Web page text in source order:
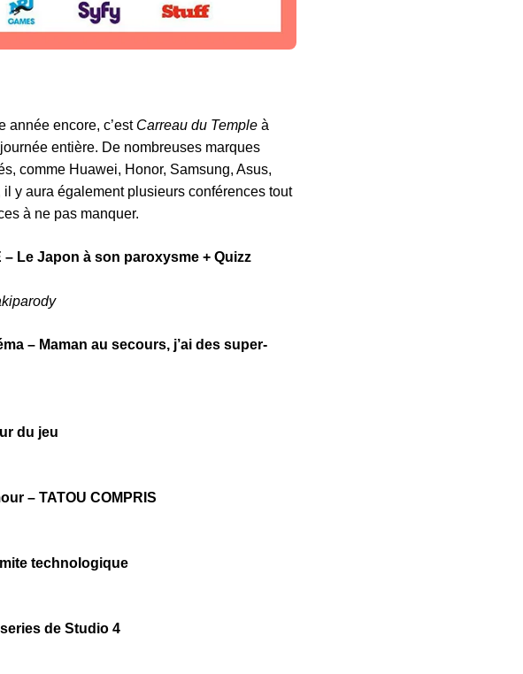
année encore, c’estCarreau du Temple à
entière. De nombreuses marques
comme Huawei, Honor, Samsung, Asus,
y aura également plusieurs conférences tout
à ne pas manquer.
– Le Japon à son paroxysme + Quizz
– Maman au secours, j’ai des super-
du jeu
– TATOU COMPRIS
technologique
de Studio 4